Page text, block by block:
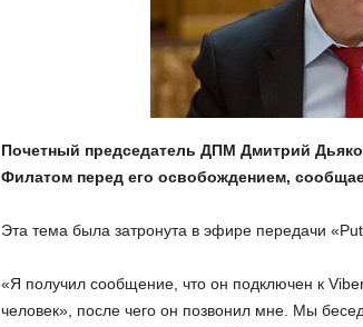
Почетный председатель ДПМ Дмитрий
Филатом перед его освобождением,
Эта тема была затронута в эфире передачи
«Я получил сообщение, что он подключен к
человек», после чего он позвонил мне. Мы